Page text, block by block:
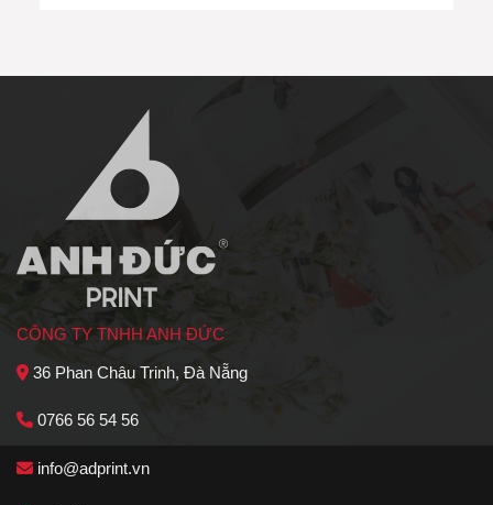
CÔNG TY TNHH ANH ĐỨC
36 Phan Châu Trinh, Đà Nẵng
0766 56 54 56
info@adprint.vn